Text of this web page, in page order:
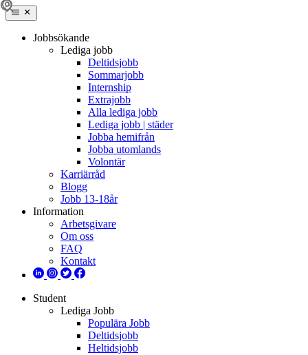
Jobbsökande
Lediga jobb
Deltidsjobb
Sommarjobb
Internship
Extrajobb
Alla lediga jobb
Lediga jobb | städer
Jobba hemifrån
Jobba utomlands
Volontär
Karriärråd
Blogg
Jobb 13-18år
Information
Arbetsgivare
Om oss
FAQ
Kontakt
Student
Lediga Jobb
Populära Jobb
Deltidsjobb
Heltidsjobb